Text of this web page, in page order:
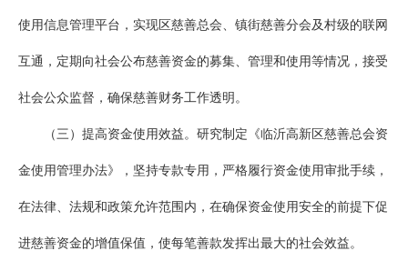
使用信息管理平台，实现区慈善总会、镇街慈善分会及村级的联网
互通，定期向社会公布慈善资金的募集、管理和使用等情况，接受
社会公众监督，确保慈善财务工作透明。
（三）提高资金使用效益。研究制定《临沂高新区慈善总会资
金使用管理办法》，坚持专款专用，严格履行资金使用审批手续，
在法律、法规和政策允许范围内，在确保资金使用安全的前提下促
进慈善资金的增值保值，使每笔善款发挥出最大的社会效益。